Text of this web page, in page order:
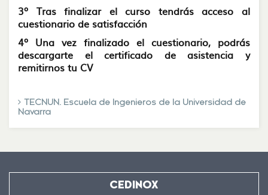
3º Tras finalizar el curso tendrás acceso al
cuestionario de satisfacción
4º Una vez finalizado el cuestionario, podrás
descargarte el certificado de asistencia y
remitirnos tu CV
TECNUN. Escuela de Ingenieros de la Universidad de
Navarra
CEDINOX